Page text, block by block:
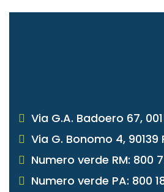
Via G.A. Badoero 67,
Via G. Bonomo 4, 90139
Numero verde RM: 800
Numero verde PA: 800